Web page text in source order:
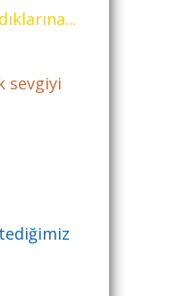
sevgiyi